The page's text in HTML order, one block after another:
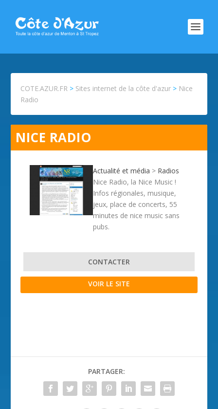
COTE.AZUR.FR > Sites internet de la côte d'azur > Nice
Radio
NICE RADIO
Actualité et média > Radios
Nice Radio, la Nice Music !
Infos régionales, musique,
jeux, place de concerts, 55
minutes de nice music sans
pubs.
CONTACTER
VOIR LE SITE
PARTAGER: